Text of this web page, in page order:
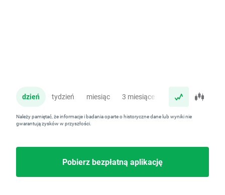
dzień tydzień miesiąc 3 miesiące rok
Należy pamiętać, że informacje i badania oparte o historyczne dane lub wyniki nie
gwarantują zysków w przyszłości.
Pobierz bezpłatną aplikację